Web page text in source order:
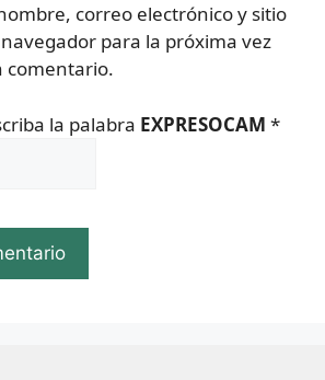
correo electrónico y sitio
para la próxima vez
comentario.
la palabra EXPRESOCAM *